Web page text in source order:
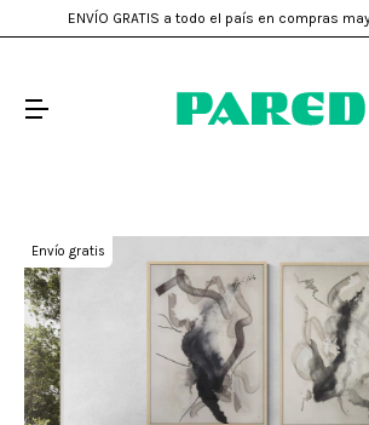
ENVÍO GRATIS a todo el país en compras
Envío gratis